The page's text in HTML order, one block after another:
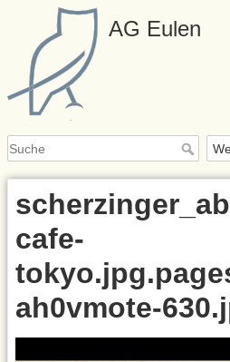
AG Eulen
cafe-
ah0vmote-